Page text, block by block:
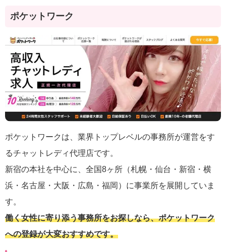
ポケットワーク
ポケットワークは、業界トップレベルの事務所が運営をす
るチャットレディ代理店です。
新宿の本社を中心に、全国8ヶ所（札幌・仙台・新宿・横
浜・名古屋・大阪・広島・福岡）に事業所を展開していま
す。
働く女性に寄り添う事務所をお探しなら、ポケットワーク
への登録が大変おすすめです。